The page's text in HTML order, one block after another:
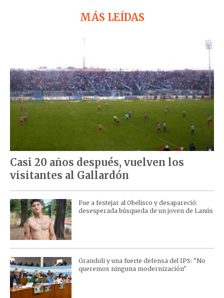
MÁS LEÍDAS
Casi 20 años después, vuelven los
visitantes al Gallardón
Fue a festejar al Obelisco y desapareció:
desesperada búsqueda de un joven de Lanús
Grandoli y una fuerte defensa del IPS: "No
queremos ninguna modernización"